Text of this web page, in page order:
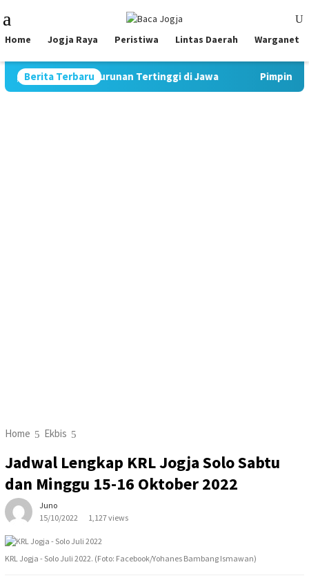
to
content
Menu
Home Jogja Raya Peristiwa Lintas Daerah Warganet
Berita Terbaru
Penurunan Tertinggi di Jawa Pimpin Strategi
Home Ekbis
Jadwal Lengkap KRL Jogja Solo Sabtu
dan Minggu 15-16 Oktober 2022
Juno
15/10/2022
1,127 views
KRL Jogja - Solo Juli 2022. (Foto: Facebook/Yohanes Bambang Ismawan)